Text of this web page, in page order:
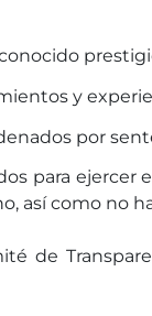
y
por
para ejercer
así como no
de